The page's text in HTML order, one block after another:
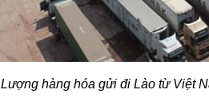
Lượng hàng hóa gửi đi Lào từ Việt